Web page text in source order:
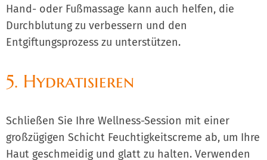
Hand- oder Fußmassage kann auch helfen, die
Durchblutung zu verbessern und den
Entgiftungsprozess zu unterstützen.
5. Hydratisieren
Schließen Sie Ihre Wellness-Session mit einer
großzügigen Schicht Feuchtigkeitscreme ab, um Ihre
Haut geschmeidig und glatt zu halten. Verwenden